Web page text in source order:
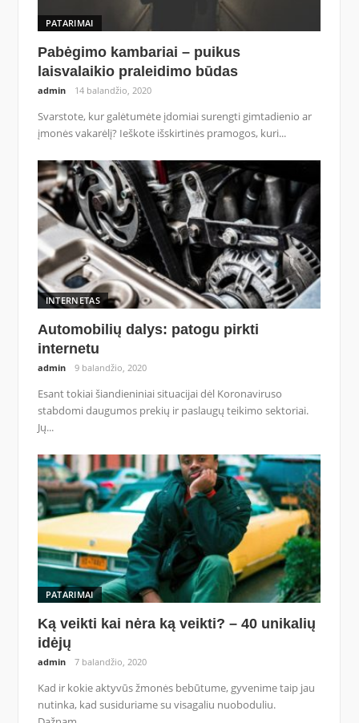
PATARIMAI
Pabėgimo kambariai – puikus
laisvalaikio praleidimo būdas
admin 14 balandžio, 2020
Svarstote, kur galėtumėte įdomiai surengti gimtadienio ar
įmonės vakarėlį? Ieškote išskirtinės pramogos, kuri...
INTERNETAS
Automobilių dalys: patogu pirkti
internetu
admin 9 balandžio, 2020
Esant tokiai šiandieniniai situacijai dėl Koronaviruso
stabdomi daugumos prekių ir paslaugų teikimo sektoriai.
Jų...
PATARIMAI
Ką veikti kai nėra ką veikti? – 40 unikalių
idėjų
admin 7 balandžio, 2020
Kad ir kokie aktyvūs žmonės bebūtume, gyvenime taip jau
nutinka, kad susiduriame su visagaliu nuoboduliu.